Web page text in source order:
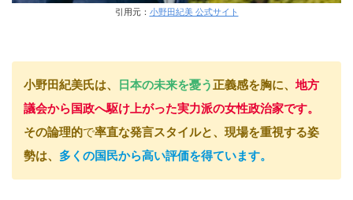
引用元： 小野田紀美 公式サイト
小野田紀美氏は、 日本の未来を憂う正義感を胸に、地方
議会から国政へ駆け上がった実力派の女性政治家です。
その論理的で率直な発言スタイルと、現場を重視する姿
勢は、 多くの国民から高い評価を得ています。